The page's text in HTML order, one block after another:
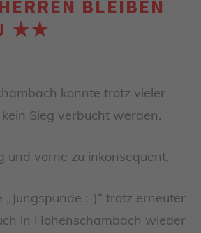
BLEIBEN
★★
konnte trotz vieler
Sieg verbucht werden.
und vorne zu inkonsequent.
„Jungspunde :-)“ trotz erneuter
in Hohenschambach wieder